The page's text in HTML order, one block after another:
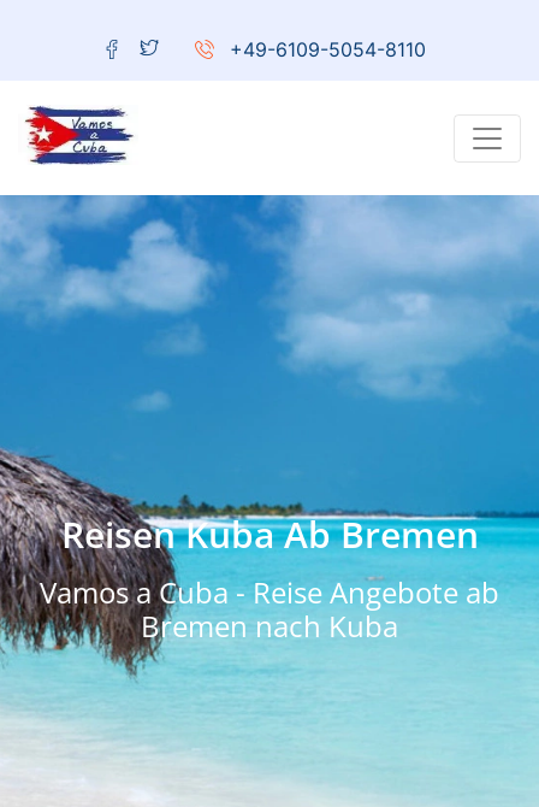
+49-6109-5054-8110
Reisen Kuba Ab Bremen
Vamos a Cuba - Reise Angebote ab
Bremen nach Kuba